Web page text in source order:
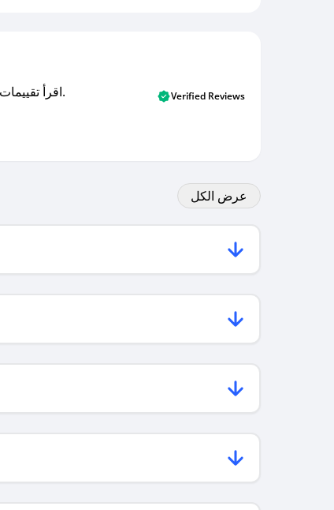
اقرأ تقييمات العملاء الأصلية والتقييمات من المشترين المتحققين. اكتشف ما يعتقده المستخدمون الحقيقيون حول خدمتنا وتعلم من تجاربهم. Verified Reviews
عرض الكل